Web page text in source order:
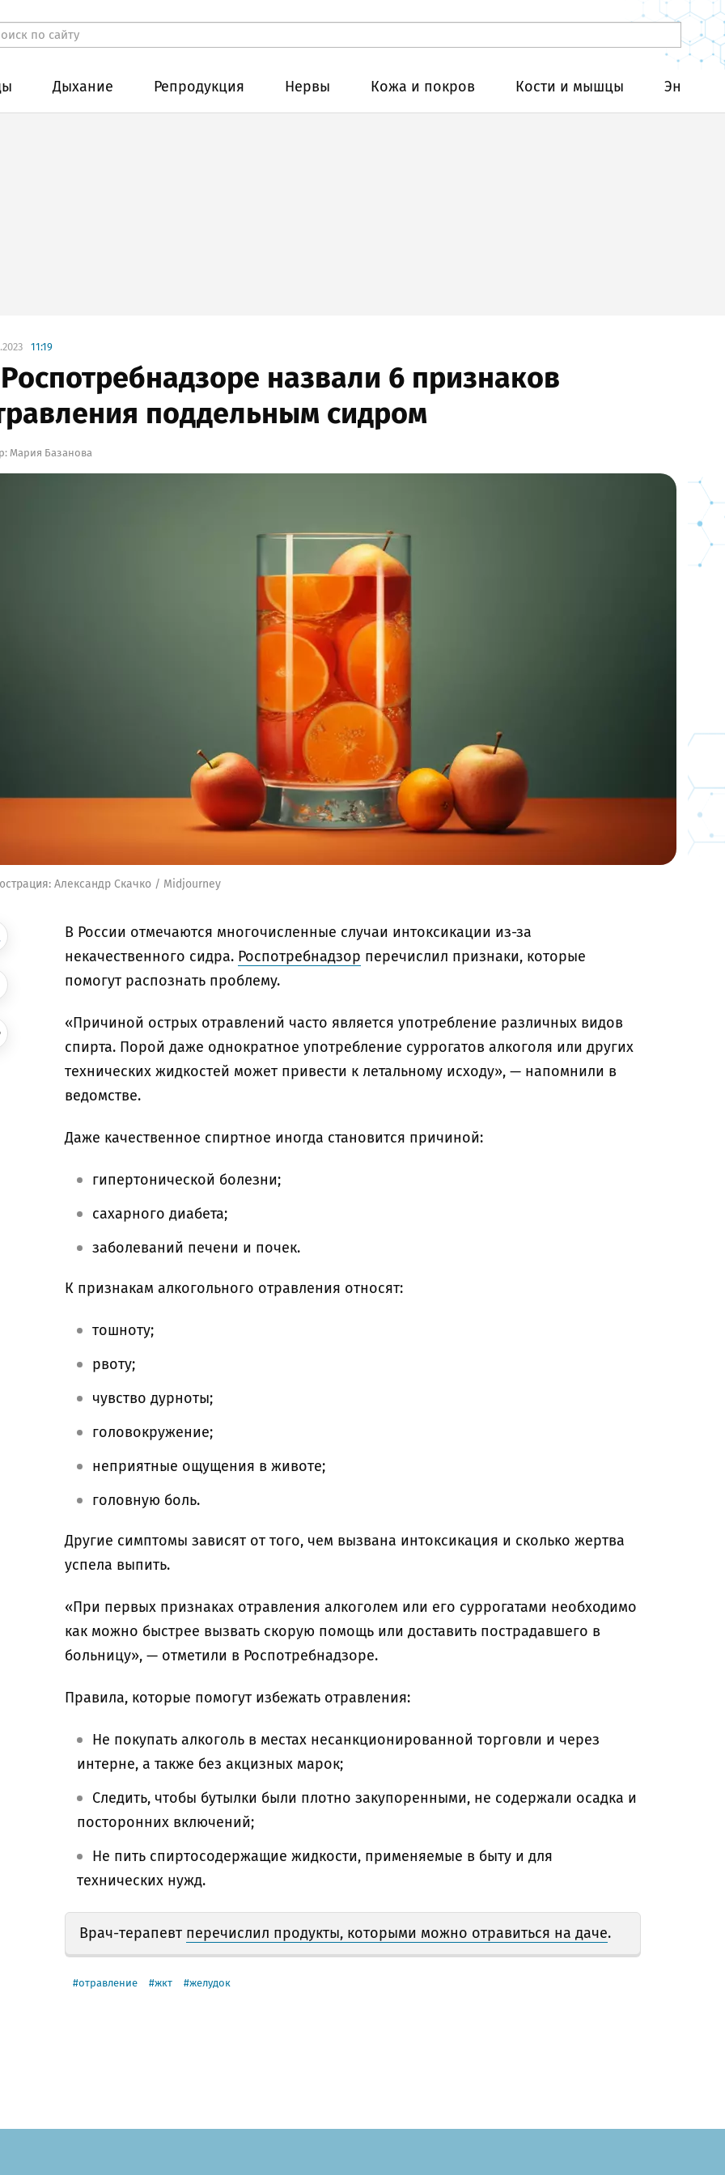
Дыхание Репродукция Нервы Кожа и покров Кости и мышцы
11:19
назвали 6 признаков
поддельным сидром
Мария Базанова
Александр Скачко / Midjourney
В России отмечаются многочисленные случаи интоксикации из-за
некачественного сидра. Роспотребнадзор перечислил признаки, которые
помогут распознать проблему.
«Причиной острых отравлений часто является употребление различных видов
спирта. Порой даже однократное употребление суррогатов алкоголя или других
технических жидкостей может привести к летальному исходу», — напомнили в
ведомстве.
Даже качественное спиртное иногда становится причиной:
гипертонической болезни;
сахарного диабета;
заболеваний печени и почек.
К признакам алкогольного отравления относят:
тошноту;
рвоту;
чувство дурноты;
головокружение;
неприятные ощущения в животе;
головную боль.
Другие симптомы зависят от того, чем вызвана интоксикация и сколько жертва
успела выпить.
«При первых признаках отравления алкоголем или его суррогатами необходимо
как можно быстрее вызвать скорую помощь или доставить пострадавшего в
больницу», — отметили в Роспотребнадзоре.
Правила, которые помогут избежать отравления:
Не покупать алкоголь в местах несанкционированной торговли и через
интерне, а также без акцизных марок;
Следить, чтобы бутылки были плотно закупоренными, не содержали осадка и
посторонних включений;
Не пить спиртосодержащие жидкости, применяемые в быту и для
технических нужд.
Врач-терапевт перечислил продукты, которыми можно отравиться на даче.
отравление жкт желудок